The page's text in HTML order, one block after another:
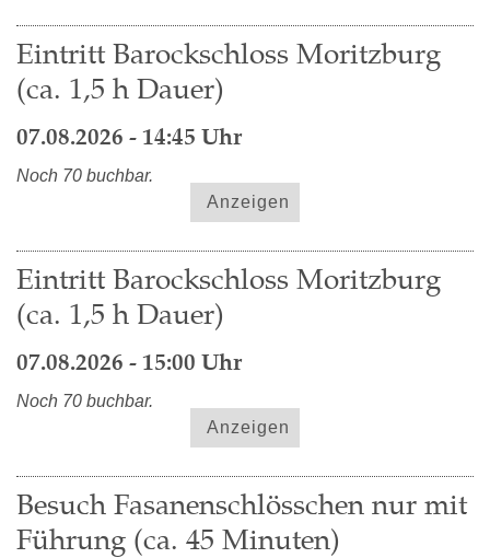
Eintritt Barockschloss Moritzburg
(ca. 1,5 h Dauer)
07.08.2026 - 14:45 Uhr
Noch 70 buchbar.
Anzeigen
Eintritt Barockschloss Moritzburg
(ca. 1,5 h Dauer)
07.08.2026 - 15:00 Uhr
Noch 70 buchbar.
Anzeigen
Besuch Fasanenschlösschen nur mit
Führung (ca. 45 Minuten)